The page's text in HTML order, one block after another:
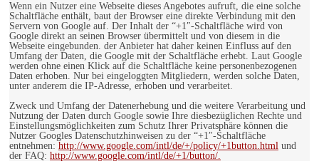
Wenn ein Nutzer eine Webseite dieses Angebotes aufruft, die eine solche
Schaltfläche enthält, baut der Browser eine direkte Verbindung mit den
Servern von Google auf. Der Inhalt der “+1″-Schaltfläche wird von
Google direkt an seinen Browser übermittelt und von diesem in die
Webseite eingebunden. der Anbieter hat daher keinen Einfluss auf den
Umfang der Daten, die Google mit der Schaltfläche erhebt. Laut Google
werden ohne einen Klick auf die Schaltfläche keine personenbezogenen
Daten erhoben. Nur bei eingeloggten Mitgliedern, werden solche Daten,
unter anderem die IP-Adresse, erhoben und verarbeitet.
Zweck und Umfang der Datenerhebung und die weitere Verarbeitung und
Nutzung der Daten durch Google sowie Ihre diesbezüglichen Rechte und
Einstellungsmöglichkeiten zum Schutz Ihrer Privatsphäre können die
Nutzer Googles Datenschutzhinweisen zu der “+1″-Schaltfläche
entnehmen: http://www.google.com/intl/de/+/policy/+1button.html und
der FAQ: http://www.google.com/intl/de/+1/button/.